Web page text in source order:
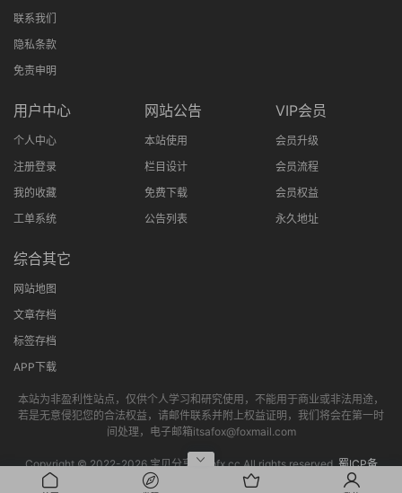
联系我们
隐私条款
免责申明
用户中心
个人中心
注册登录
我的收藏
工单系统
网站公告
本站使用
栏目设计
免费下载
公告列表
VIP会员
会员升级
会员流程
会员权益
永久地址
综合其它
网站地图
文章存档
标签存档
APP下载
本站为非盈利性站点，仅供个人学习和研究使用，不能用于商业或非法用途，
若是无意侵犯您的合法权益，请邮件联系并附上权益证明，我们将会在第一时
间处理，电子邮箱itsafox@foxmail.com
Copyright © 2022-2026 宝贝分享网bbfx.cc All rights reserved.蜀ICP备
2022013802号-4